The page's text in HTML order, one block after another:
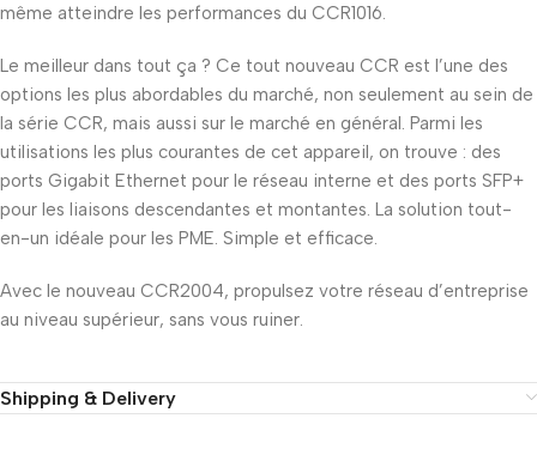
même atteindre les performances du CCR1016.
Le meilleur dans tout ça ? Ce tout nouveau CCR est l’une des
options les plus abordables du marché, non seulement au sein de
la série CCR, mais aussi sur le marché en général. Parmi les
utilisations les plus courantes de cet appareil, on trouve : des
ports Gigabit Ethernet pour le réseau interne et des ports SFP+
pour les liaisons descendantes et montantes. La solution tout-
en-un idéale pour les PME. Simple et efficace.
Avec le nouveau CCR2004, propulsez votre réseau d’entreprise
au niveau supérieur, sans vous ruiner.
Shipping & Delivery